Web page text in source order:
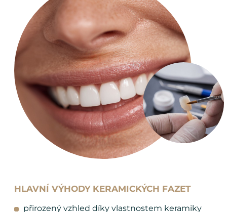
HLAVNÍ VÝHODY KERAMICKÝCH FAZET
přirozený vzhled díky vlastnostem keramiky